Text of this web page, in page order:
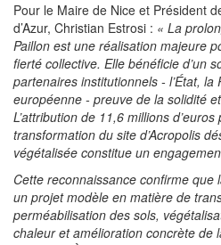
Pour le Maire de Nice et Président
d’Azur, Christian Estrosi : « La
Paillon est une réalisation majeure
fierté collective. Elle bénéficie d’un
partenaires institutionnels - l’État, la
européenne - preuve de la solidité
L’attribution de 11,6 millions
transformation du site d’Acropolis
végétalisée constitue un
Cette reconnaissance confirme que
un projet modèle en matière de
perméabilisation des sols,
chaleur et amélioration concrète de